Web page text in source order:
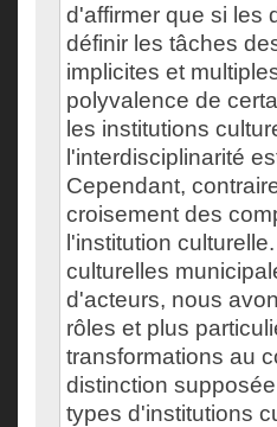
d'affirmer que si les
définir les tâches
implicites et
polyvalence de
les institutions
l'interdisciplinarité
Cependant,
croisement des
l'institution
culturelles
d'acteurs, nous
rôles et plus
transformations au
distinction
types d'institutions